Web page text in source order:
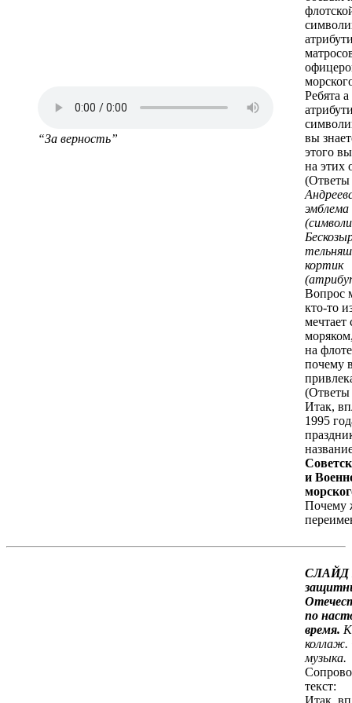
“За верность”
Ребята
вы
этого
на этих
(Ответы
кортик
Вопрос
кто-то
мечтает
на
почему
(Ответы
Итак,
1995
и
Почему
СЛАЙД
по
время.
коллаж.
музыка.
текст:
Итак,